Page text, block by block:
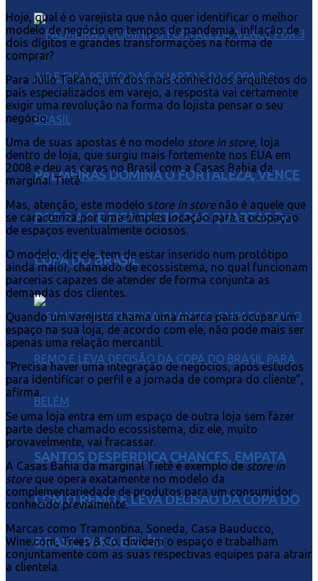
PALMEIRAS DOMINA O FORTALEZA, VENCE
POR 3 A 0 E FICA PERTO DAS QUARTAS DA
COPA DO BRASIL
SANTOS DESPERDIÇA CHANCES, EMPATA
COM O REMO E LEVA DECISÃO DA COPA DO
BRASIL PARA BELÉM
Hoje, qual é o varejista que não quer identificar o melhor
modelo de negócio em tempos de pandemia, inflação de
dois dígitos e grandes transformações na forma de
comprar?
Para Júlio Takano, um dos mais conhecidos arquitetos do
país especializados em varejo, a resposta vai certamente
exigir uma revolução na forma do lojista pensar o seu
negócio.
Uma de suas apostas é no modelo store in store, loja
dentro de loja, que surgiu mais fortemente nos EUA em
2008 e deu as caras no Brasil com a Casas Bahia da
marginal Tietê.
Mas, atenção, este modelo store in storenão é aquele que
se caracteriza por uma simples locação para a ocupação
de espaços eventualmente ociosos.
O modelo, diz ele, tem de estar inserido num protótipo
ainda maior, chamado de ecossistema, no qual funcionam
parcerias capazes de atender de forma conjunta as
demandas dos clientes.
Quando um varejista chama uma marca para ocupar um
espaço na sua loja, de acordo com ele, não pode mais ser
apenas uma relação mercantil.
“Precisa haver uma integração de negócios, após estudos
para identificar o perfil e a jornada de compra do cliente”,
afirma.
Se uma loja entra em um espaço de outra loja sem fazer
parte deste chamado ecossistema, diz ele, muito
provavelmente, vai fracassar.
A Casas Bahia da marginal Tietê é exemplo destore in
storeque opera exatamente no modelo da
complementariedade de produtos para um consumidor
conhecido previamente.
Marcas como Tramontina, Soneda, Casa Bauducco,
Wine.com, Trees & Co. dividem o espaço e trabalham
conjuntamente com as suas respectivas equipes para atrair
a clientela.